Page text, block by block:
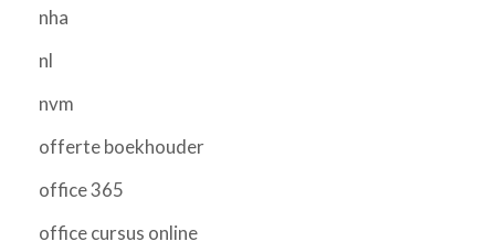
nha
nl
nvm
offerte boekhouder
office 365
office cursus online